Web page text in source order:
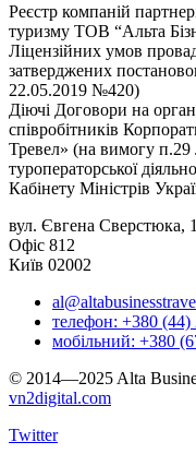
Реєстр компаній
туризму ТОВ “Альта
Ліцензійних умов
затверджених
22.05.2019 №420)
Діючі Договори на
співробітників
Тревел» (на вимогу
туроператорської
Кабінету Міністрів
вул. Євгена Сверстюка,
Офіс 812
Київ 02002
телефон: +380 (44)
мобільний: +380
© 2014—2025 Alta
vn2digital.com
Twitter